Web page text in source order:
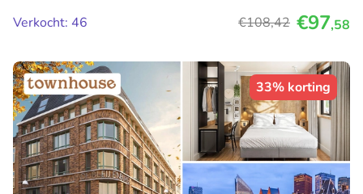
Verkocht: 46
€108,42 €97,58
33% korting